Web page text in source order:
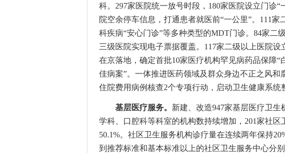
科。297家医院统一放号时段，180家医院设立门诊
院空余停车信息，打通患者就医前“一公里”。111
科疾病“安心门诊”等多种类型的MDT门诊。84家二
三级医院实现电子票据覆盖。117家二级以上医院
在京落地，确定首批10家医疗机构罕见病药品保障
佳病案”。 一体推进医药领域及群众身边不正之风和
住院费用病例核查2个专项行动，启动卫生健康系统
基层医疗服务。 新建、改造947家基层医疗卫生
学科、口腔科等科室的机构数持续增加，201家社区
50.1%。社区卫生服务机构诊疗量在连续两年保持
到推荐标准和基本标准以上的社区卫生服务中心分